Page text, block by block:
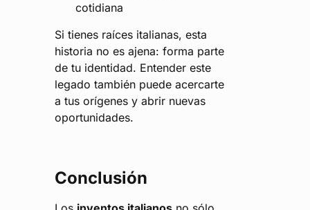
cotidiana
Si tienes raíces italianas, esta
historia no es ajena: forma parte
de tu identidad. Entender este
legado también puede acercarte
a tus orígenes y abrir nuevas
oportunidades.
Conclusión